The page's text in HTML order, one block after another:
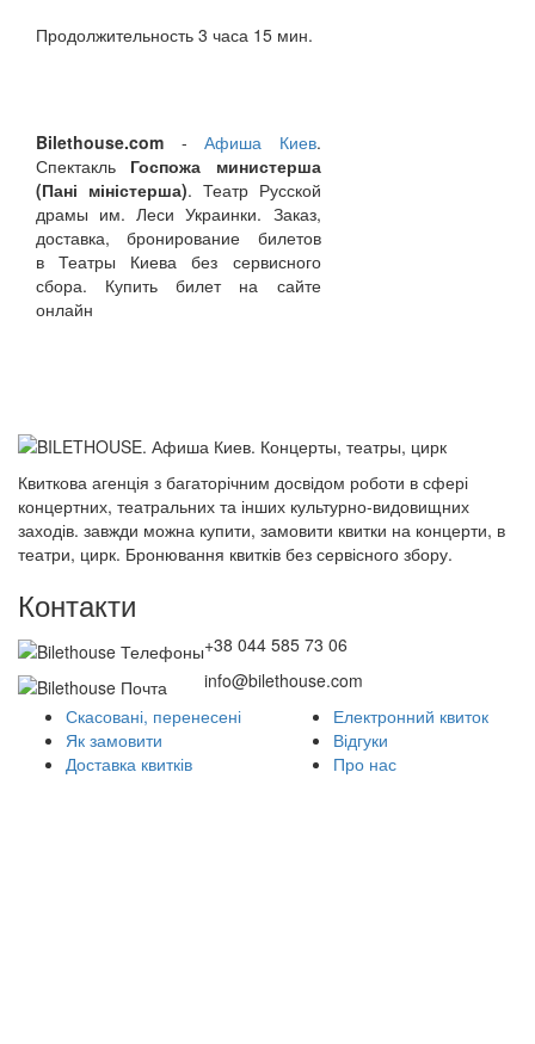
Продолжительность 3 часа 15 мин.
Bilethouse.com -Афиша Киев.
Спектакль Госпожа министерша
(Пані міністерша). Театр Русской
драмы им. Леси Украинки. Заказ,
доставка, бронирование билетов
в Театры Киева без сервисного
сбора. Купить билет на сайте
онлайн
Квиткова агенція з багаторічним досвідом роботи в сфері
концертних, театральних та інших культурно-видовищних
заходів. завжди можна купити, замовити квитки на концерти, в
театри, цирк. Бронювання квитків без сервісного збору.
Контакти
+38 044 585 73 06
info@bilethouse.com
Скасовані, перенесені
Як замовити
Доставка квитків
Електронний квиток
Відгуки
Про нас